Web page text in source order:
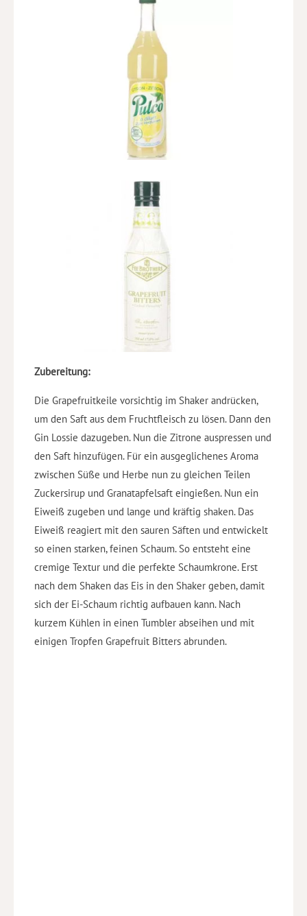
Zubereitung:
Die Grapefruitkeile vorsichtig im Shaker andrücken,
um den Saft aus dem Fruchtfleisch zu lösen. Dann den
Gin Lossie dazugeben. Nun die Zitrone auspressen und
den Saft hinzufügen. Für ein ausgeglichenes Aroma
zwischen Süße und Herbe nun zu gleichen Teilen
Zuckersirup und Granatapfelsaft eingießen. Nun ein
Eiweiß zugeben und lange und kräftig shaken. Das
Eiweiß reagiert mit den sauren Säften und entwickelt
so einen starken, feinen Schaum. So entsteht eine
cremige Textur und die perfekte Schaumkrone. Erst
nach dem Shaken das Eis in den Shaker geben, damit
sich der Ei-Schaum richtig aufbauen kann. Nach
kurzem Kühlen in einen Tumbler abseihen und mit
einigen Tropfen Grapefruit Bitters abrunden.